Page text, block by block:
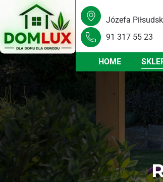
Józefa
91 317 55 23
HOME